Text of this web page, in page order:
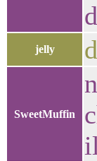
jelly
SweetMuffin